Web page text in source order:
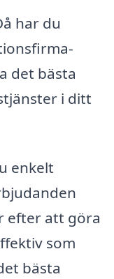
har du
det bästa
i ditt
enkelt
efter att göra
som
bästa